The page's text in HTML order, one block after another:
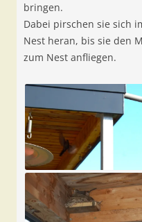
bringen.
Dabei pirschen sie sich
Nest heran, bis sie den
zum Nest anfliegen.